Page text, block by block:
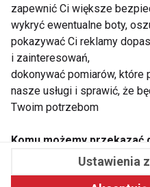
Fit.pl © 2026
zapewnić Ci większe
wykryć ewentualne boty,
pokazywać Ci reklamy
i zainteresowań,
dokonywać pomiarów, które
nasze usługi i sprawić, że
Twoim potrzebom
Komu możemy przekazać
Zgodnie z obowiązującym
przekazywać podmiotom
Ustawienia